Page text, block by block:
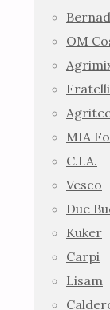
OM
Agritec
MIA
C.I.A.
Vesco
Due
Kuker
Carpi
Lisam